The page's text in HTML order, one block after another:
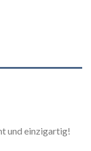
und einzigartig!